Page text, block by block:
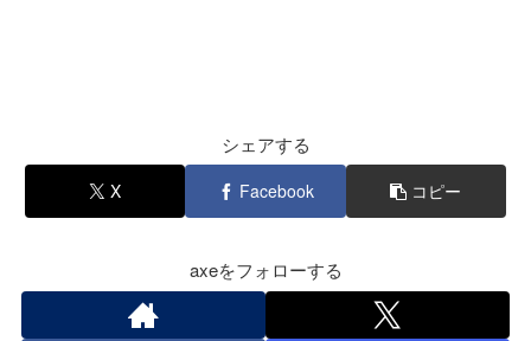
シェアする
X Facebook コピー
axeをフォローする